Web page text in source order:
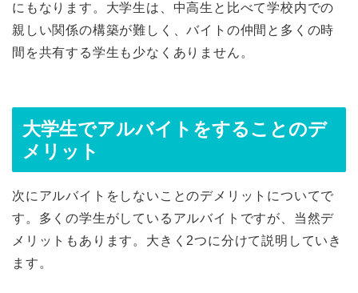
にもなります。大学生は、中高生と比べて学校内での
親しい関係の構築が難しく、バイトの仲間と多くの時
間を共有する学生も少なくありません。
大学生でアルバイトをすることのデ
メリット
次にアルバイトをしないことのデメリットについてで
す。多くの学生がしているアルバイトですが、当然デ
メリットもあります。大きく2つに分けて説明していき
ます。